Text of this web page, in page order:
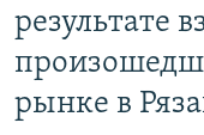
основному
содержанию
Вернутся
МНЕНИЯ
результате
рынке в